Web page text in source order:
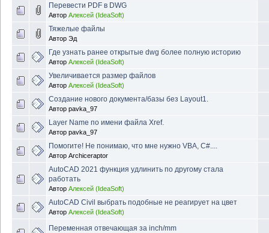
Перевести PDF в DWG
Автор Алексей (IdeaSoft)
Тяжелые файлы
Автор Эд
Где узнать ранее открытые dwg более полную историю
Автор Алексей (IdeaSoft)
Увеличивается размер файлов
Автор Алексей (IdeaSoft)
Создание нового документа/базы без Layout1.
Автор pavka_97
Layer Name по имени файла Xref.
Автор pavka_97
Помогите! Не понимаю, что мне нужно VBA, C#....
Автор Archiceraptor
AutoCAD 2021 функция удлинить по другому стала
работать
Автор Алексей (IdeaSoft)
AutoCAD Civil выбрать подобные не реагирует на цвет
Автор Алексей (IdeaSoft)
Переменная отвечающая за inch/mm